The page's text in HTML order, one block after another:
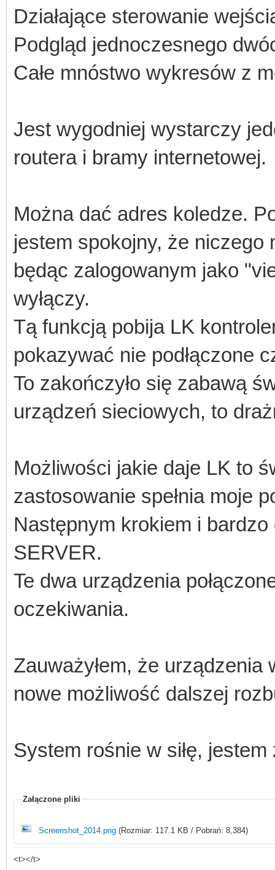
Działające sterowanie
Podgląd jednoczesnego
Całe mnóstwo wykresów z
Jest wygodniej wystarczy
routera i bramy internetowej.
Można dać adres koledze.
jestem spokojny, że niczego
będąc zalogowanym jako
wyłączy.
Tą funkcją pobija LK
pokazywać nie podłączone
To zakończyło się zabawą
urządzeń sieciowych, to
Możliwości jakie daje LK to
zastosowanie spełnia moje
Następnym krokiem i
SERVER.
Te dwa urządzenia
oczekiwania.
Zauważyłem, że urządzenia
nowe możliwość dalszej
System rośnie w siłę,
Załączone pliki
Screenshot_2014.png (Rozmiar: 117.1 KB / Pobrań: 8,384)
<t></t>